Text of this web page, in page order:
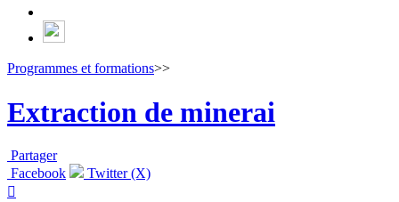
Programmes et formations>>
Extraction de minerai
Partager
Facebook
Twitter (X)
